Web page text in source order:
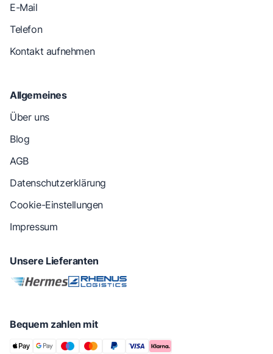
E-Mail
Telefon
Kontakt aufnehmen
Allgemeines
Über uns
Blog
AGB
Datenschutzerklärung
Cookie-Einstellungen
Impressum
Unsere Lieferanten
Bequem zahlen mit